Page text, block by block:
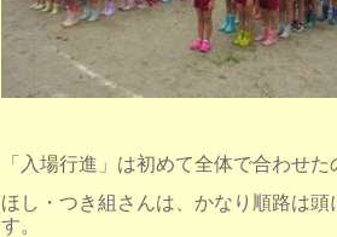
「入場行進」は初めて全体で合わせた
ほし・つき組さんは、かなり順路は
す。